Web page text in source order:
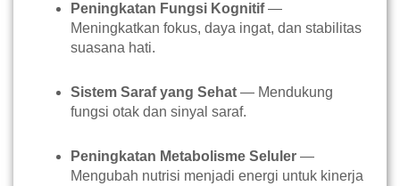
Peningkatan Fungsi Kognitif—
Meningkatkan fokus, daya ingat, dan stabilitas
suasana hati.
Sistem Saraf yang Sehat — Mendukung
fungsi otak dan sinyal saraf.
Peningkatan Metabolisme Seluler —
Mengubah nutrisi menjadi energi untuk kinerja